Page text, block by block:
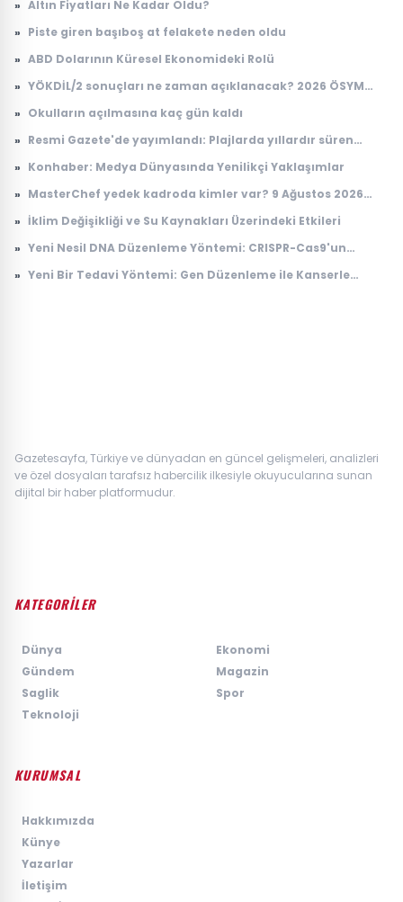
» Altın Fiyatları Ne Kadar Oldu?
» Piste giren başıboş at felakete neden oldu
» ABD Dolarının Küresel Ekonomideki Rolü
» YÖKDİL/2 sonuçları ne zaman açıklanacak? 2026 ÖSYM
» Okulların açılmasına kaç gün kaldı
» Resmi Gazete'de yayımlandı: Plajlarda yıllardır süren
» Konhaber: Medya Dünyasında Yenilikçi Yaklaşımlar
» MasterChef yedek kadroda kimler var? 9 Ağustos 2026
MasterChef Türkiye 2026 ana kadro ve yedekler listesi
» İklim Değişikliği ve Su Kaynakları Üzerindeki Etkileri
» Yeni Nesil DNA Düzenleme Yöntemi: CRISPR-Cas9'un
» Yeni Bir Tedavi Yöntemi: Gen Düzenleme ile Kanserle
Gazetesayfa, Türkiye ve dünyadan en güncel gelişmeleri, analizleri
ve özel dosyaları tarafsız habercilik ilkesiyle okuyucularına sunan
dijital bir haber platformudur.
KATEGORİLER
Dünya
Ekonomi
Gündem
Magazin
Saglik
Spor
Teknoloji
KURUMSAL
Hakkımızda
Künye
Yazarlar
İletişim